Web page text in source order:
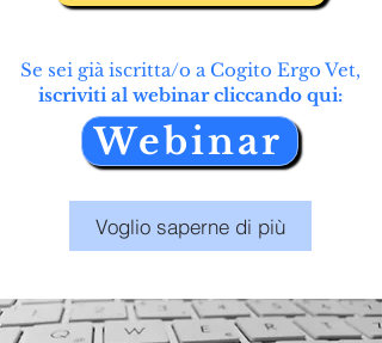
Se sei già iscritta/o a Cogito Ergo Vet,
iscriviti al webinar cliccando qui:
Webinar
Voglio saperne di più